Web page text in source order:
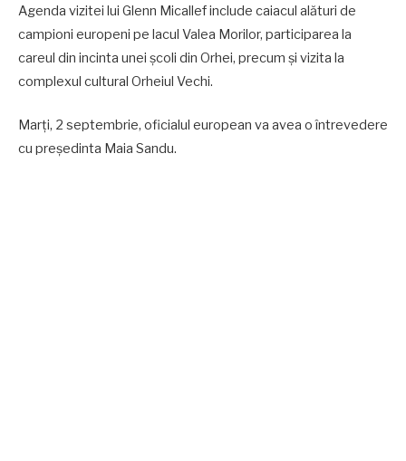
Agenda vizitei lui Glenn Micallef include caiacul alături de
campioni europeni pe lacul Valea Morilor, participarea la
careul din incinta unei școli din Orhei, precum și vizita la
complexul cultural Orheiul Vechi.
Marți, 2 septembrie, oficialul european va avea o întrevedere
cu președinta Maia Sandu.